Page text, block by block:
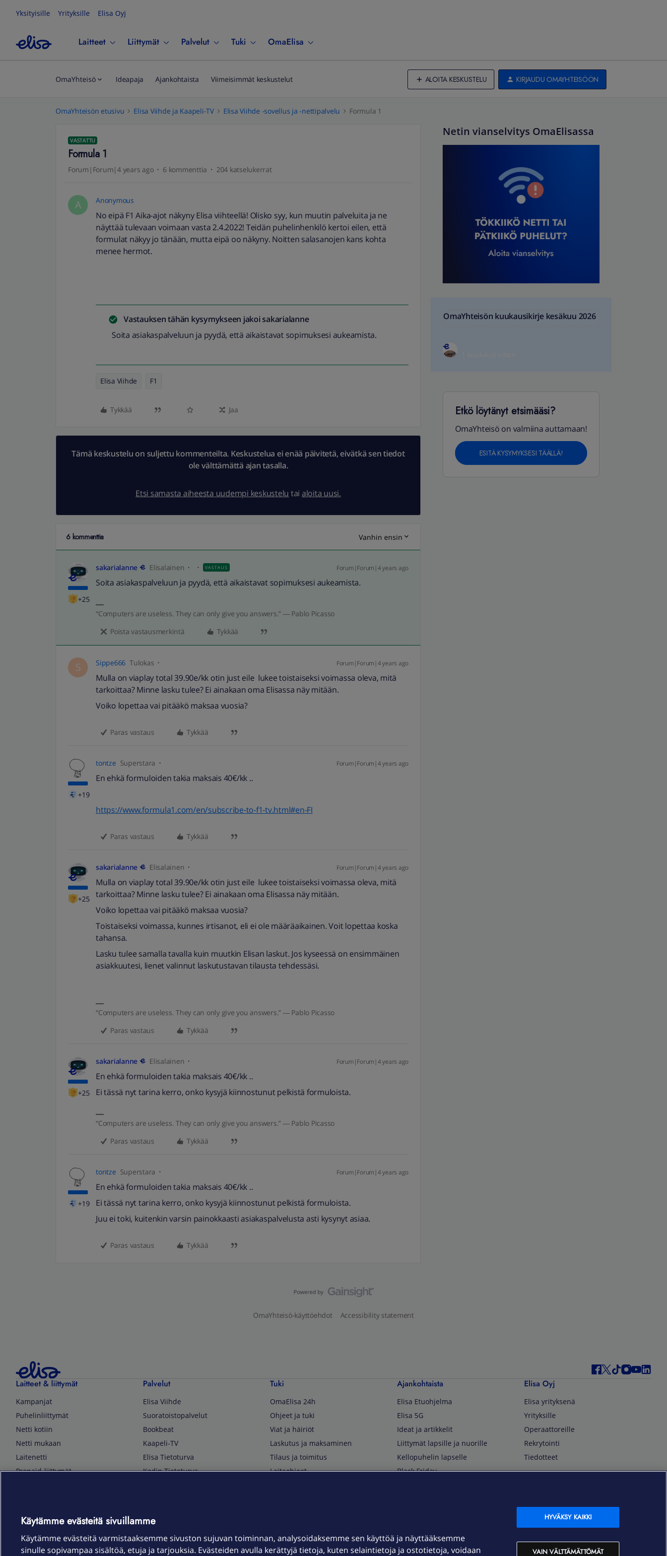
Yksityisille Yrityksille Elisa Oyj
Laitteet Liittymät Palvelut Tuki OmaElisa
OmaYhteisö Ideapaja Ajankohtaista Viimeisimmät keskustelut ALOITA KESKUSTELU KIRJAUDU OMAYHTEISÖÖN
OmaYhteisön etusivu Elisa Viihde ja Kaapeli-TV Elisa Viihde -sovellus ja -nettipalvelu Formula 1
VASTATTU
Formula 1
Forum|Forum|4 years ago 6 kommenttia 204 katselukerrat
A Anonymous
No eipä F1 Aika-ajot näkyny Elisa viihteellä! Olisko syy, kun muutin palveluita ja ne
näyttää tulevaan voimaan vasta 2.4.2022! Teidän puhelinhenkilö kertoi eilen, että
formulat näkyy jo tänään, mutta eipä oo näkyny. Noitten salasanojen kans kohta
menee hermot.
Vastauksen tähän kysymykseen jakoisakarialanne
Soita asiakaspalveluun ja pyydä, että aikaistavat sopimuksesi aukeamista.
Elisa Viihde F1
Tykkää Jaa
Tämä keskustelu on suljettu kommenteilta. Keskustelua ei enää päivitetä, eivätkä sen tiedot
ole välttämättä ajan tasalla.
Etsi samasta aiheesta uudempi keskustelu tai aloita uusi.
6 kommenttia Vanhin ensin
+25
sakarialanne Elisalainen VASTAUS Forum|Forum|4 years ago
Soita asiakaspalveluun ja pyydä, että aikaistavat sopimuksesi aukeamista.
“Computers are useless. They can only give you answers.” ― Pablo Picasso
Poista vastausmerkintä
Tykkää
S Sippe666 Tulokas Forum|Forum|4 years ago
Mulla on viaplay total 39.90e/kk otin just eile lukee toistaiseksi voimassa oleva, mitä
tarkoittaa? Minne lasku tulee? Ei ainakaan oma Elisassa näy mitään.
Voiko lopettaa vai pitääkö maksaa vuosia?
Paras vastaus Tykkää
+19
tontze Superstara Forum|Forum|4 years ago
En ehkä formuloiden takia maksais 40€/kk ..
https://www.formula1.com/en/subscribe-to-f1-tv.html#en-FI
Paras vastaus Tykkää
+25
sakarialanne Elisalainen Forum|Forum|4 years ago
Mulla on viaplay total 39.90e/kk otin just eile lukee toistaiseksi voimassa oleva, mitä
tarkoittaa? Minne lasku tulee? Ei ainakaan oma Elisassa näy mitään.
Voiko lopettaa vai pitääkö maksaa vuosia?
Toistaiseksi voimassa, kunnes irtisanot, eli ei ole määräaikainen. Voit lopettaa koska
tahansa.
Lasku tulee samalla tavalla kuin muutkin Elisan laskut. Jos kyseessä on ensimmäinen
asiakkuutesi, lienet valinnut laskutustavan tilausta tehdessäsi.
“Computers are useless. They can only give you answers.” ― Pablo Picasso
Paras vastaus
Tykkää
+25
sakarialanne Elisalainen Forum|Forum|4 years ago
En ehkä formuloiden takia maksais 40€/kk ..
Ei tässä nyt tarina kerro, onko kysyjä kiinnostunut pelkistä formuloista.
“Computers are useless. They can only give you answers.” ― Pablo Picasso
Paras vastaus
Tykkää
+19
tontze Superstara Forum|Forum|4 years ago
En ehkä formuloiden takia maksais 40€/kk ..
Ei tässä nyt tarina kerro, onko kysyjä kiinnostunut pelkistä formuloista.
Juu ei toki, kuitenkin varsin painokkaasti asiakaspalvelusta asti kysynyt asiaa.
Paras vastaus Tykkää
Netin vianselvitys OmaElisassa
OmaYhteisön kuukausikirje kesäkuu 2026
Etkö löytänyt etsimääsi?
OmaYhteisö on valmiina auttamaan!
ESITÄ KYSYMYKSESI TÄÄLLÄ!
OmaYhteisö-käyttöehdot Accessibility statement
Laitteet & liittymät
Kampanjat
Puhelinliittymät
Netti kotiin
Netti mukaan
Laitenetti
Prepaid-liittymät
TV & audio
Kodinkoneet
Palvelut
Elisa Viihde
Suoratoistopalvelut
Bookbeat
Kaapeli-TV
Elisa Tietoturva
Kodin Tietoturva
Elisa Kotiverkko
Elisa Pilvilinna
Tuki
OmaElisa 24h
Ohjeet ja tuki
Viat ja häiriöt
Laskutus ja maksaminen
Tilaus ja toimitus
Laiteohjeet
Kuuluvuuskartta
Ajankohtaista
Elisa Etuohjelma
Elisa 5G
Ideat ja artikkelit
Liittymät lapsille ja nuorille
Kellopuhelin lapselle
Black Friday
Elisa Oyj
Elisa yrityksenä
Yrityksille
Operaattoreille
Rekrytointi
Tiedotteet
OmaElisa Self Service
Moving to Finland
Elisa Corporation
Käytämme evästeitä sivuillamme
Käytämme evästeitä varmistaaksemme sivuston sujuvan toiminnan, analysoidaksemme sen käyttöä ja näyttääksemme
sinulle sopivampaa sisältöä, etuja ja tarjouksia. Evästeiden avulla kerättyjä tietoja, kuten selaintietoja ja ostotietoja, voidaan
VAIN VÄLTTÄMÄTTÖMÄT
HYVÄKSY KAIKKI